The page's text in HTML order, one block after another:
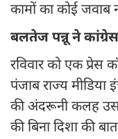
कामों का कोई जवाब
बलतेज पन्नू ने
रविवार को एक प्रेस
पंजाब राज्य मीडिया
की अंदरूनी कलह
की बिना दिशा की